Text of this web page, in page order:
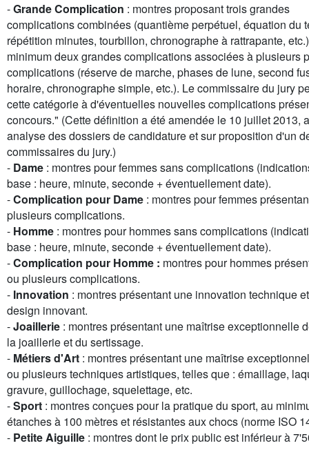
-Grande Complication : montres proposant trois grandes
complications combinées (quantième perpétuel, équation du
répétition minutes, tourbillon, chronographe à rattrapante,
minimum deux grandes complications associées à plusieurs
complications (réserve de marche, phases de lune, second
horaire, chronographe simple, etc.). Le commissaire du jury
cette catégorie à d'éventuelles nouvelles complications
concours." (Cette définition a été amendée le 10 juillet 2013,
analyse des dossiers de candidature et sur proposition d'un
commissaires du jury.)
- Dame : montres pour femmes sans complications
base : heure, minute, seconde + éventuellement date).
-Complication pour Dame : montres pour femmes
plusieurs complications.
- Homme : montres pour hommes sans complications
base : heure, minute, seconde + éventuellement date).
-Complication pour Homme : montres pour hommes
ou plusieurs complications.
- Innovation : montres présentant une innovation technique
design innovant.
-Joaillerie : montres présentant une maîtrise exceptionnelle
la joaillerie et du sertissage.
- Métiers d'Art : montres présentant une maîtrise
ou plusieurs techniques artistiques, telles que : émaillage,
gravure, guillochage, squelettage, etc.
-Sport : montres conçues pour la pratique du sport, au
étanches à 100 mètres et résistantes aux chocs (norme ISO
- Petite Aiguille : montres dont le prix public est inférieur à